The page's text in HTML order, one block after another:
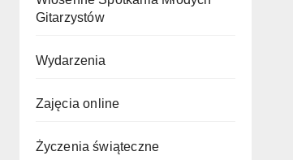
Gitarzystów
Wydarzenia
Zajęcia online
Życzenia świąteczne